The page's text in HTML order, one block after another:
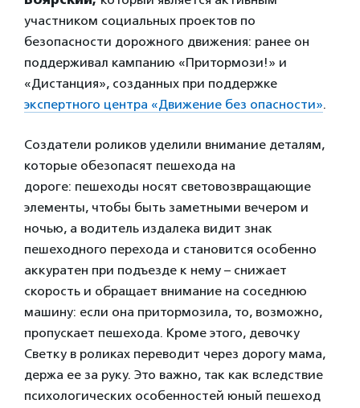
участником социальных проектов по
безопасности дорожного движения: ранее он
поддерживал кампанию «Притормози!» и
«Дистанция», созданных при поддержке
экспертного центра «Движение без опасности».
Создатели роликов уделили внимание деталям,
которые обезопасят пешехода на
дороге: пешеходы носят световозвращающие
элементы, чтобы быть заметными вечером и
ночью, а водитель издалека видит знак
пешеходного перехода и становится особенно
аккуратен при подъезде к нему – снижает
скорость и обращает внимание на соседнюю
машину: если она притормозила, то, возможно,
пропускает пешехода. Кроме этого, девочку
Светку в роликах переводит через дорогу мама,
держа ее за руку. Это важно, так как вследствие
психологических особенностей юный пешеход